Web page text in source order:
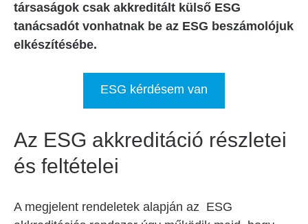
társaságok csak akkreditált külső ESG
tanácsadót vonhatnak be az ESG beszámolójuk
elkészítésébe.
ESG kérdésem van
Az ESG akkreditáció részletei
és feltételei
A megjelent rendeletek alapján az ESG